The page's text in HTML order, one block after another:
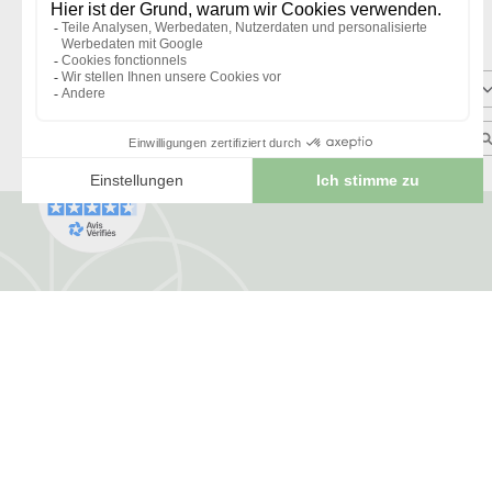
1 étoile
Trier les avis